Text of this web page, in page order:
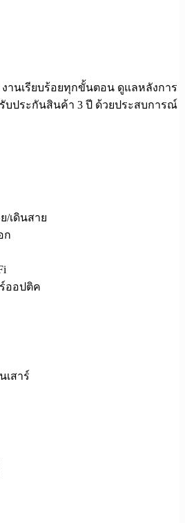
นเรียบร้อยทุกขั้นตอน ดูแลหลังการ
บประกันสินค้า 3 ปี ด้วยประสบการณ์
เดินสาย
ก
ออปติค
เสาร์